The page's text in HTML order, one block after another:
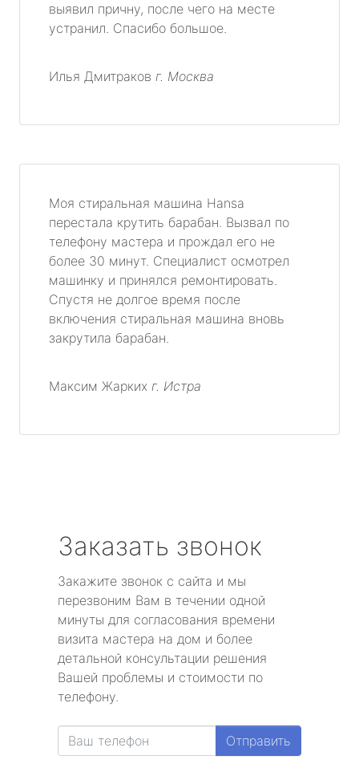
выявил причну, после чего на месте
устранил. Спасибо большое.
Илья Дмитраков г. Москва
Моя стиральная машина Hansa
перестала крутить барабан. Вызвал по
телефону мастера и прождал его не
более 30 минут. Специалист осмотрел
машинку и принялся ремонтировать.
Спустя не долгое время после
включения стиральная машина вновь
закрутила барабан.
Максим Жарких г. Истра
Заказать звонок
Закажите звонок с сайта и мы
перезвоним Вам в течении одной
минуты для согласования времени
визита мастера на дом и более
детальной консультации решения
Вашей проблемы и стоимости по
телефону.
Отправить